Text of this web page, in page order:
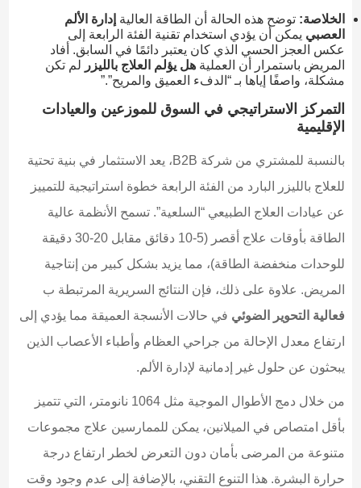
الخلاصة: توضح هذه الحالة أن الطاقة العالية إدارة الألم
العصبي يمكن أن يؤدي استخدام تقنية الفئة الرابعة إلى
عكس العجز الحسي الذي كان يعتبر دائمًا في السابق. أفاد
المريض باستمرار أن العملية هل يؤلم العلاج بالليزر لم تكن
مشكلة، واصفًا إياها بـ “الدفء العميق والمريح”.”
التمركز الاستراتيجي في السوق للموزعين والعيادات
الإقليمية
بالنسبة للمشتري من شركة B2B، يعد الاستثمار في بنية تحتية
للعلاج بالليزر البارد من الفئة الرابعة خطوة استراتيجية للتمييز
عن عيادات العلاج الطبيعي “السلعية”. تسمح الأنظمة عالية
الطاقة بأوقات علاج أقصر (5-10 دقائق مقابل 20-30 دقيقة
للوحدات منخفضة الطاقة)، مما يزيد بشكل كبير من إنتاجية
المريض. علاوة على ذلك، فإن النتائج السريرية المرتبطة ب
فعالية التحوير الضوئي في حالات الأنسجة العميقة مما يؤدي إلى
ارتفاع معدل الإحالة من جراحي العظام وأطباء الأعصاب الذين
يبحثون عن حلول غير إدمانية لإدارة الألم.
من خلال دمج الأطوال الموجية مثل 1064 نانومتر، التي تتميز
بأقل امتصاص في الميلانين، يمكن للممارسين علاج مجموعات
متنوعة من المرضى بأمان دون التعرض لخطر ارتفاع درجة
حرارة البشرة. هذا التنوع التقني، بالإضافة إلى عدم وجود وقت